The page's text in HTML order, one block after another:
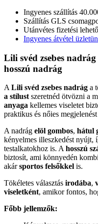
Ingyenes szállítás
Szállítás GLS
Utánvétes fizetési
Ingyenes átvétel
Lili svéd zsebes
hosszú nadrág
A Lili svéd zsebes nadrág a
a stílust szeretnéd ötvözni a
anyaga kellemes viseletet
praktikus és nőies
A nadrág elöl gombos, hátul
kényelmes illeszkedést nyújt,
testalkatokhoz is. A hosszú
biztosít, ami könnyedén
akársportos felsőkkel is.
Tökéletes választás irodába,
viseletként, amikor fontos,
Főbb jellemzők: